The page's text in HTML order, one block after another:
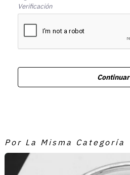
Verificación
Continuar
Por La Misma Categoría